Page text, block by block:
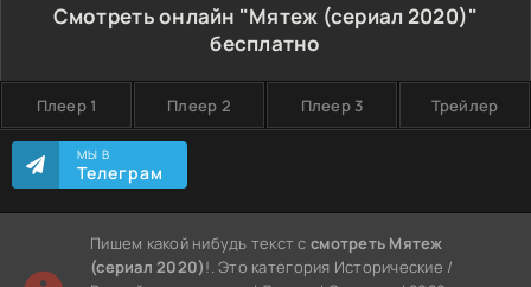
Смотреть онлайн "Мятеж (сериал 2020)"
бесплатно
Плеер 1 Плеер 2 Плеер 3 Трейлер
МЫ В
Телеграм
Пишем какой нибудь текст ссмотреть Мятеж
(сериал 2020)!. Это категория Исторические /